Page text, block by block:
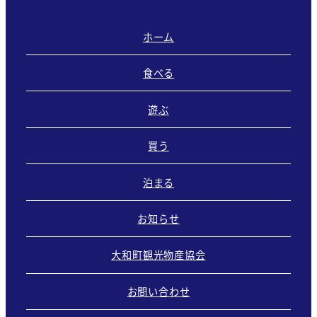
ホーム
食べる
遊ぶ
買う
泊まる
お知らせ
大和町観光物産協会
お問い合わせ